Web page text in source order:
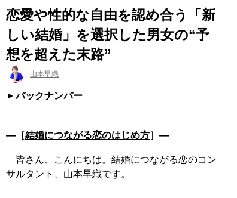
恋愛や性的な自由を認め合う「新
しい結婚」を選択した男女の“予
想を超えた末路”
山本早織
バックナンバー
―［結婚につながる恋のはじめ方］―
皆さん、こんにちは。結婚につながる恋のコン
サルタント、山本早織です。